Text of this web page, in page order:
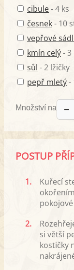
cibule- 4 ks
česnek- 10
vepřové
kmín celý- 3
sůl - 2 lžičky
pepř mletý-
Množství na −
POSTUP
1.
Kuřecí
2.
si větší
kostičky